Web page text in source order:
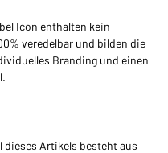
Icon enthalten kein
veredelbar und bilden die
Branding und einen
dieses Artikels besteht aus